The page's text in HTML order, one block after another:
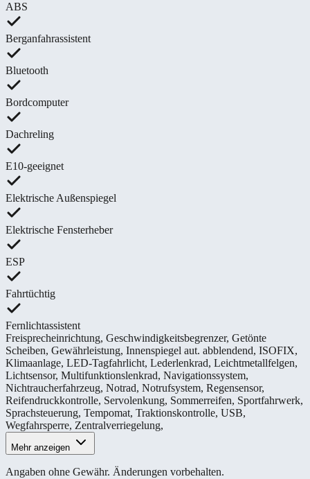
ABS
Berganfahrassistent
Bluetooth
Bordcomputer
Dachreling
E10-geeignet
Elektrische Außenspiegel
Elektrische Fensterheber
ESP
Fahrtüchtig
Fernlichtassistent
Freisprecheinrichtung, Geschwindigkeitsbegrenzer, Getönte
Scheiben, Gewährleistung, Innenspiegel aut. abblendend, ISOFIX,
Klimaanlage, LED-Tagfahrlicht, Lederlenkrad, Leichtmetallfelgen,
Lichtsensor, Multifunktionslenkrad, Navigationssystem,
Nichtraucherfahrzeug, Notrad, Notrufsystem, Regensensor,
Reifendruckkontrolle, Servolenkung, Sommerreifen, Sportfahrwerk,
Sprachsteuerung, Tempomat, Traktionskontrolle, USB,
Wegfahrsperre, Zentralverriegelung,
Mehr anzeigen
Angaben ohne Gewähr. Änderungen vorbehalten.